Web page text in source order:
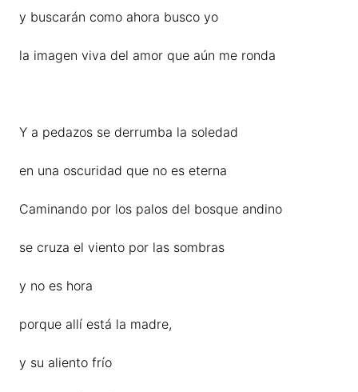
y buscarán como ahora busco yo
la imagen viva del amor que aún me ronda
Y a pedazos se derrumba la soledad
en una oscuridad que no es eterna
Caminando por los palos del bosque andino
se cruza el viento por las sombras
y no es hora
porque allí está la madre,
y su aliento frío